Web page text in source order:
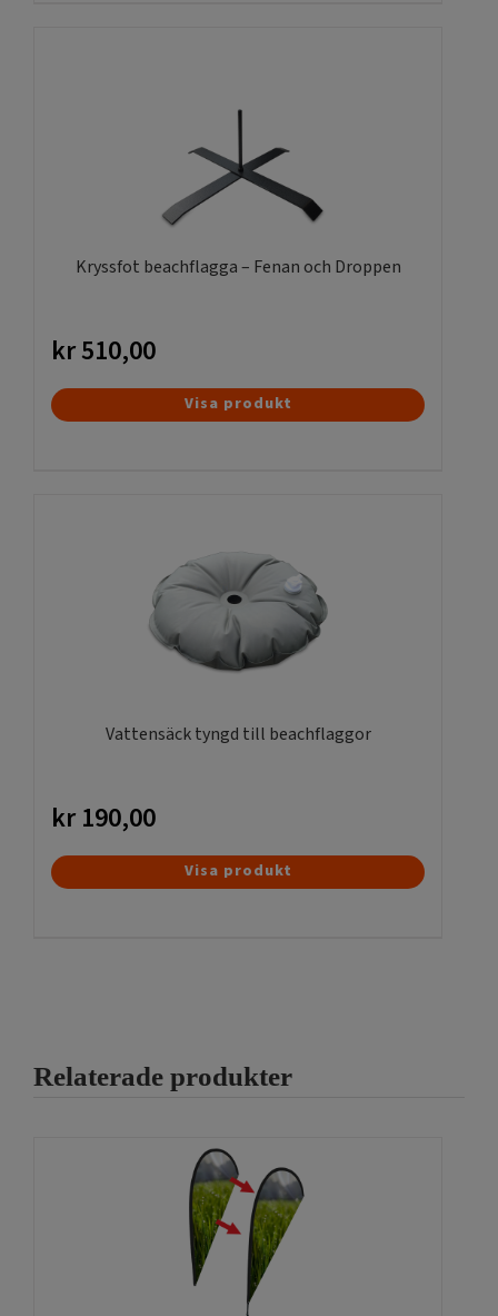
Kryssfot beachflagga – Fenan och Droppen
kr510,00
Visa produkt
Vattensäck tyngd till beachflaggor
kr190,00
Visa produkt
Relaterade produkter